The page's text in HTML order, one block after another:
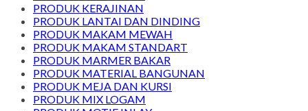
PRODUK KERAJINAN
PRODUK LANTAI DAN DINDING
PRODUK MAKAM MEWAH
PRODUK MAKAM STANDART
PRODUK MARMER BAKAR
PRODUK MATERIAL BANGUNAN
PRODUK MEJA DAN KURSI
PRODUK MIX LOGAM